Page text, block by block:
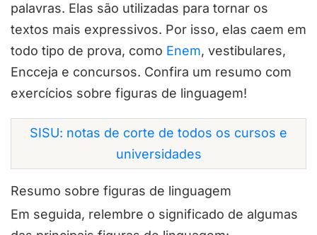
palavras. Elas são utilizadas para tornar os
textos mais expressivos. Por isso, elas caem em
todo tipo de prova, como Enem, vestibulares,
Encceja e concursos. Confira um resumo com
exercícios sobre figuras de linguagem!
SISU: notas de corte de todos os cursos e
universidades
Resumo sobre figuras de linguagem
Em seguida, relembre o significado de algumas